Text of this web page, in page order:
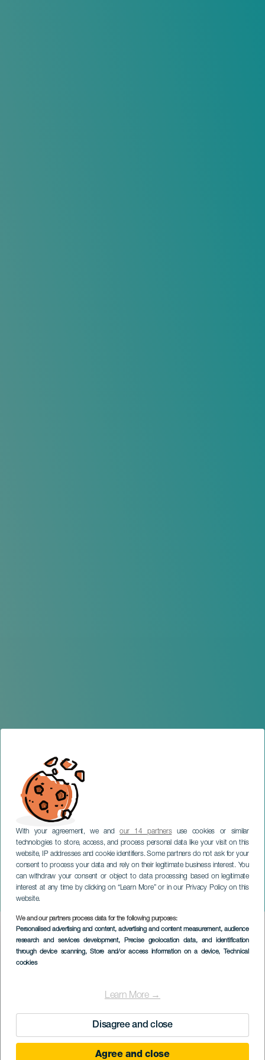
With your agreement, we andour 14 partnersuse cookies or similar
technologies to store, access, and process personal data like your visit on this
website, IP addresses and cookie identifiers. Some partners do not ask for your
consent to process your data and rely on their legitimate business interest. You
can withdraw your consent or object to data processing based on legitimate
interest at any time by clicking on “Learn More” or in our Privacy Policy on this
website.
We and our partners process data for the following purposes:
Personalised advertising and content, advertising and content measurement, audience
research and services development, Precise geolocation data, and identification
through device scanning, Store and/or access information on a device, Technical
cookies
Learn More →
Disagree and close
Agree and close
Mayumaná Impulso. La
Palma
LA PALMA
Imagen
Listado